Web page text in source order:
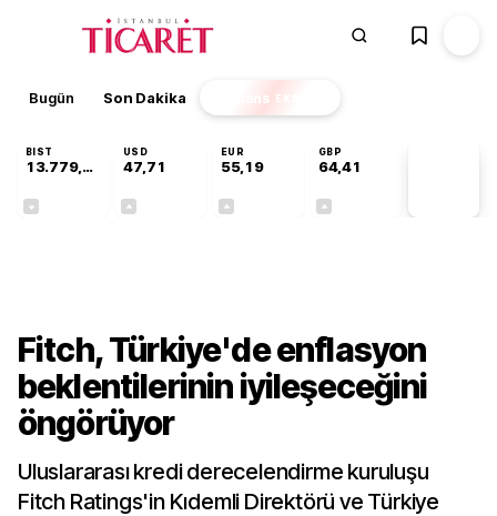
Bugün Son Dakika Finans EKSTRA
BIST
13.779,39
USD
47,71
EUR
55,19
GBP
64,41
Fitch, Türkiye'de enflasyon
beklentilerinin iyileşeceğini
öngörüyor
Uluslararası kredi derecelendirme kuruluşu
Fitch Ratings'in Kıdemli Direktörü ve Türkiye